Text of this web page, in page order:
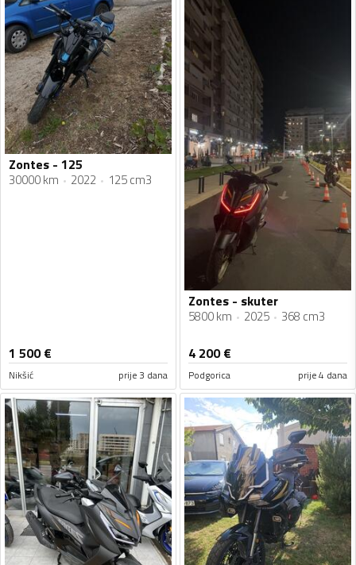
Zontes - 125
30000 km 2022 125 cm3
1 500€
Nikšić prije 3 dana
Zontes - skuter
5800 km 2025 368 cm3
4 200€
Podgorica prije 4 dana